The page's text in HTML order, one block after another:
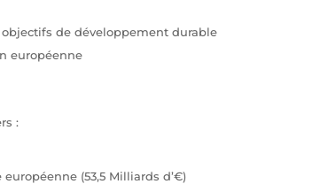
de développement durable
européenne
:
(53,5 Milliards d’€)